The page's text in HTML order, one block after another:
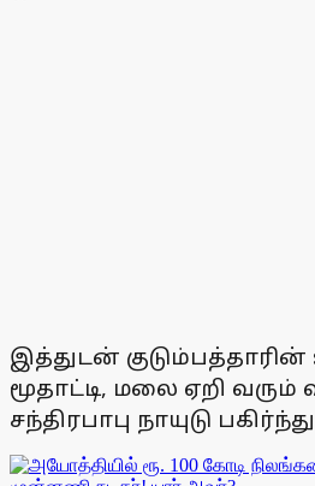
இத்துடன்
மூதாட்டி, மலை ஏறி
சந்திரபாபு நாயுடு